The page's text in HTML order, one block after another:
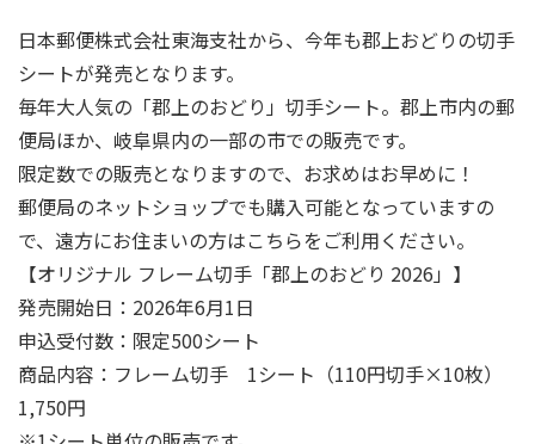
日本郵便株式会社東海支社から、今年も郡上おどりの切手
シートが発売となります。
毎年大人気の「郡上のおどり」切手シート。郡上市内の郵
便局ほか、岐阜県内の一部の市での販売です。
限定数での販売となりますので、お求めはお早めに！
郵便局のネットショップでも購入可能となっていますの
で、遠方にお住まいの方はこちらをご利用ください。
【オリジナル フレーム切手「郡上のおどり 2026」】
発売開始日：2026年6月1日
申込受付数：限定500シート
商品内容：フレーム切手 1シート（110円切手×10枚）
1,750円